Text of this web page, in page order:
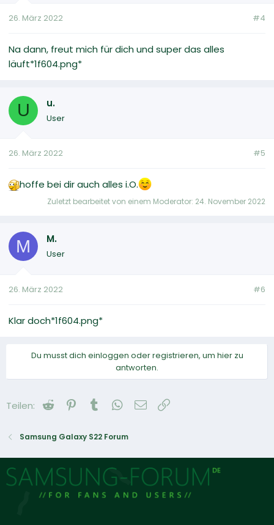
26. März 2022 #4
Na dann, freut mich für dich und super das alles
läuft*1f604.png*
U u.
User
26. März 2022 #5
hoffe bei dir auch alles i.O.
Zuletzt bearbeitet von einem Moderator: 24. November 2022
M M.
User
26. März 2022 #6
Klar doch*1f604.png*
Du musst dich einloggen oder registrieren, um hier zu
antworten.
Teilen: Reddit Pinterest
Tumblr WhatsApp
E-Mail
Samsung Galaxy S22 Forum